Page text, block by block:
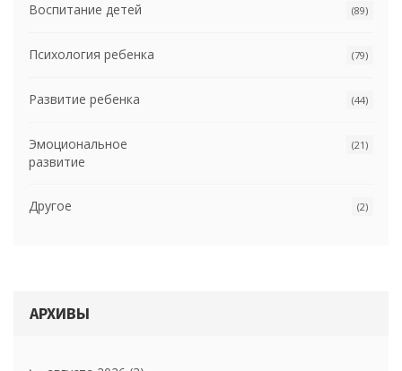
Воспитание детей (89)
Психология ребенка (79)
Развитие ребенка (44)
Эмоциональное
развитие
(21)
Другое (2)
АРХИВЫ